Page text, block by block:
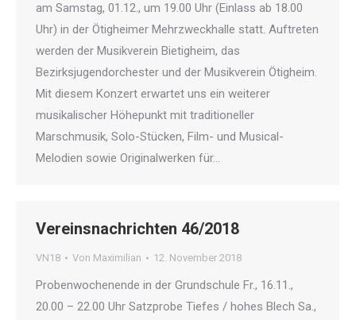
am Samstag, 01.12., um 19.00 Uhr (Einlass ab 18.00
Uhr) in der Ötigheimer Mehrzweckhalle statt. Auftreten
werden der Musikverein Bietigheim, das
Bezirksjugendorchester und der Musikverein Ötigheim.
Mit diesem Konzert erwartet uns ein weiterer
musikalischer Höhepunkt mit traditioneller
Marschmusik, Solo-Stücken, Film- und Musical-
Melodien sowie Originalwerken für…
Vereinsnachrichten 46/2018
VN18 Von Maximilian 12. November 2018
Probenwochenende in der Grundschule Fr., 16.11.,
20.00 – 22.00 Uhr Satzprobe Tiefes / hohes Blech Sa.,